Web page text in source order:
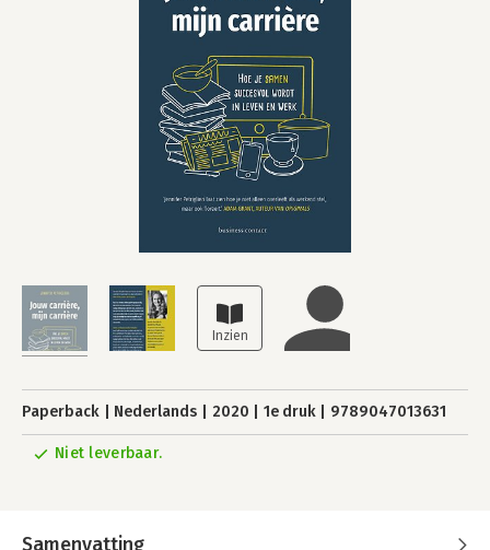
Paperback Nederlands 2020 1e druk 9789047013631
Niet leverbaar.
Samenvatting